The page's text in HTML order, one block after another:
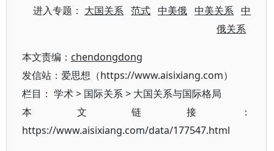
进入专题： 大国关系 范式 中美俄 中美关系 中
俄关系
本文责编： chendongdong
发信站：爱思想（https://www.aisixiang.com）
栏目： 学术> 国际关系> 大国关系与国际格局
本文链接：
https://www.aisixiang.com/data/177547.html